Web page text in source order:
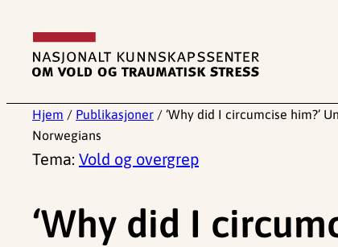
innhold
Hjem / Publikasjoner / ‘Why did I circumcise him?’
Norwegians
Tema: Vold og overgrep
‘Why did I